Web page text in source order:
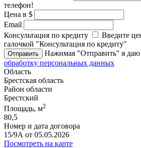
телефон!
Цена в $
Email
Консультация по кредиту
Введите
галочкой "Консультация по кредиту"
Отправить
Нажимая "Отправить" я даю
обработку персональных данных
Область
Брестская область
Район области
Брестский
Площадь, м2
80,5
Номер и дата договора
15/9А от 05.05.2026
Посмотреть на карте